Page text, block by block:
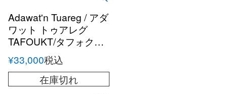
Adawat'n Tuareg / アダ
ワット トゥアレグ
TAFOUKT/タフォクト
シルバーハンドメイド
バングル
¥33,000税込
在庫切れ